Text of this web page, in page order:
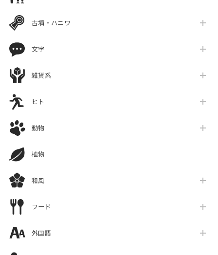
古墳・ハニワ
文字
雑貨系
ヒト
動物
植物
和風
フード
外国語